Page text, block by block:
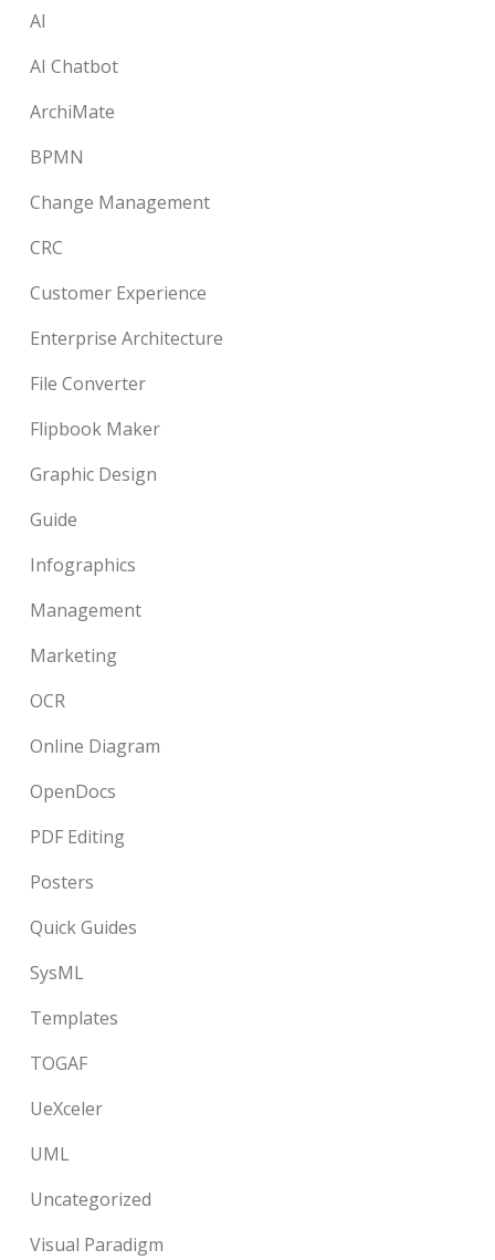
AI
AI Chatbot
ArchiMate
BPMN
Change Management
CRC
Customer Experience
Enterprise Architecture
File Converter
Flipbook Maker
Graphic Design
Guide
Infographics
Management
Marketing
OCR
Online Diagram
OpenDocs
PDF Editing
Posters
Quick Guides
SysML
Templates
TOGAF
UeXceler
UML
Uncategorized
Visual Paradigm